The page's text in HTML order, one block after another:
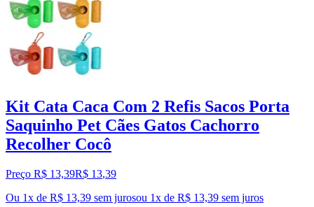
Kit Cata Caca Com 2 Refis Sacos Porta
Saquinho Pet Cães Gatos Cachorro
Recolher Cocô
Preço R$ 13,39R$ 13,39
Ou 1x de R$ 13,39 sem jurosou 1x de R$ 13,39 sem juros